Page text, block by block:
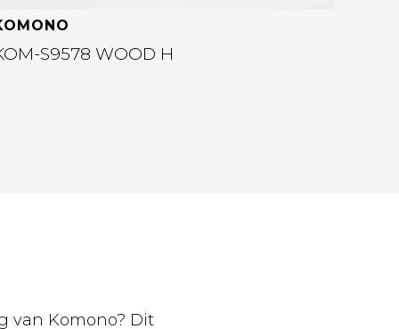
S9578 WOOD H
van Komono? Dit